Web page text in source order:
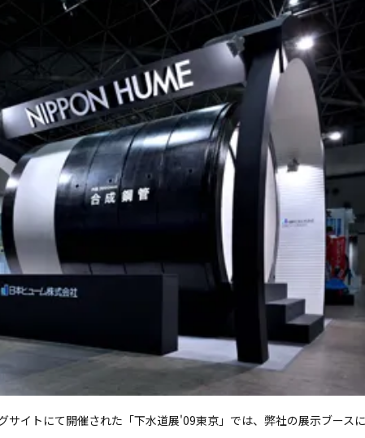
イトにて開催された「下水道展'09東京」では、弊社の展示ブース